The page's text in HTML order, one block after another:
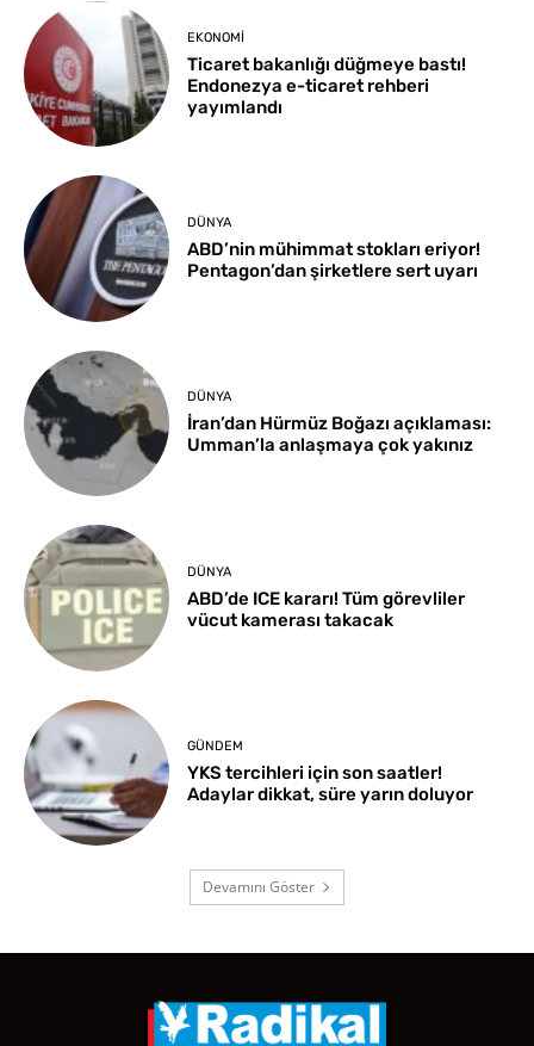
EKONOMI
Ticaret bakanlığı düğmeye bastı!
Endonezya e-ticaret rehberi
yayımlandı
DÜNYA
ABD’nin mühimmat stokları eriyor!
Pentagon’dan şirketlere sert uyarı
DÜNYA
İran’dan Hürmüz Boğazı açıklaması:
Umman’la anlaşmaya çok yakınız
DÜNYA
ABD’de ICE kararı! Tüm görevliler
vücut kamerası takacak
GÜNDEM
YKS tercihleri için son saatler!
Adaylar dikkat, süre yarın doluyor
Devamını Göster